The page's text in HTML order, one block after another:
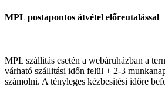
MPL postapontos átvétel előreutalással
MPL szállitás esetén a webáruházban a
várható szállitási időn felül + 2-3
számolni. A tényleges kézbesitési időre